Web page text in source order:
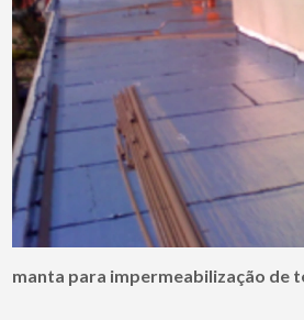
manta para impermeabilização de